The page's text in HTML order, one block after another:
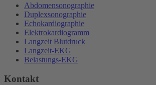
Abdomensonographie
Duplexsonographie
Echokardiographie
Elektrokardiogramm
Langzeit Blutdruck
Langzeit-EKG
Belastungs-EKG
Kontakt